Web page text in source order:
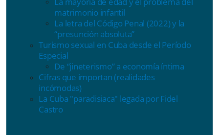
matrimonio infantil
La letra del Código Penal (2022) y la
“presunción absoluta”
Turismo sexual en Cuba desde el Período
Especial
De “jineterismo” a economía íntima
Cifras que importan (realidades
incómodas)
La Cuba "paradisiaca" legada por Fidel
Castro